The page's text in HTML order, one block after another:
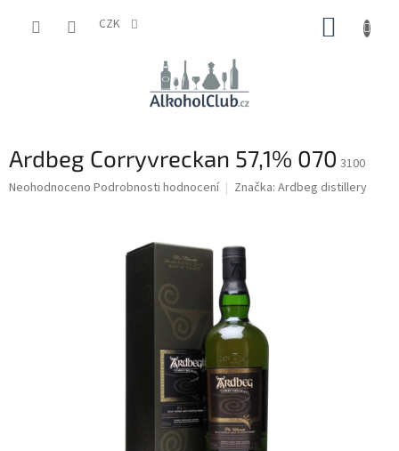
CZK
Ardbeg Corryvreckan 57,1% 070 3100
Průměrné
Neohodnoceno Podrobnosti hodnocení Značka: Ardbeg distillery